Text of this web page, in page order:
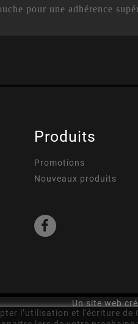
l’utilisation et l'écriture
pour une adhérence
Produits
Promotions
Nouveaux produits
Un site web